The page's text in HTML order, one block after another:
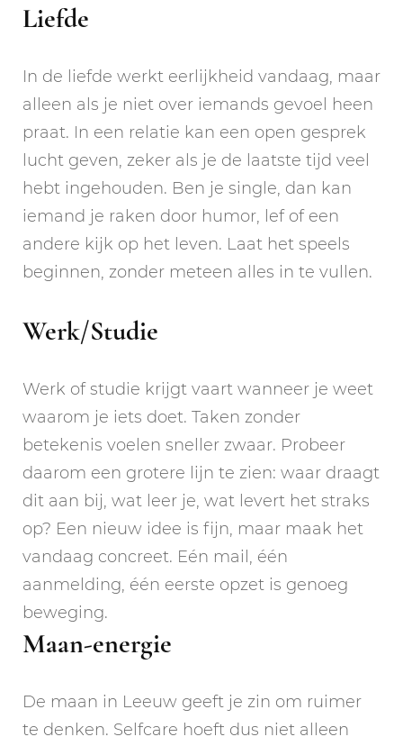
Liefde
In de liefde werkt eerlijkheid vandaag, maar
alleen als je niet over iemands gevoel heen
praat. In een relatie kan een open gesprek
lucht geven, zeker als je de laatste tijd veel
hebt ingehouden. Ben je single, dan kan
iemand je raken door humor, lef of een
andere kijk op het leven. Laat het speels
beginnen, zonder meteen alles in te vullen.
Werk/Studie
Werk of studie krijgt vaart wanneer je weet
waarom je iets doet. Taken zonder
betekenis voelen sneller zwaar. Probeer
daarom een grotere lijn te zien: waar draagt
dit aan bij, wat leer je, wat levert het straks
op? Een nieuw idee is fijn, maar maak het
vandaag concreet. Eén mail, één
aanmelding, één eerste opzet is genoeg
beweging.
Maan-energie
De maan in Leeuw geeft je zin om ruimer
te denken. Selfcare hoeft dus niet alleen